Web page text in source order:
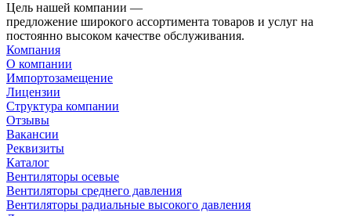
Цель нашей компании —
предложение широкого ассортимента товаров и услуг на
постоянно высоком качестве обслуживания.
Компания
О компании
Импортозамещение
Лицензии
Структура компании
Отзывы
Вакансии
Реквизиты
Каталог
Вентиляторы осевые
Вентиляторы среднего давления
Вентиляторы радиальные высокого давления